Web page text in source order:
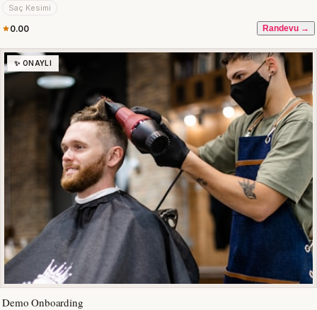
Saç Kesimi
0.00 Randevu →
✨ ONAYLI
Demo Onboarding